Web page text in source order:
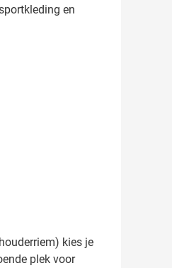
en
kies je
plek voor